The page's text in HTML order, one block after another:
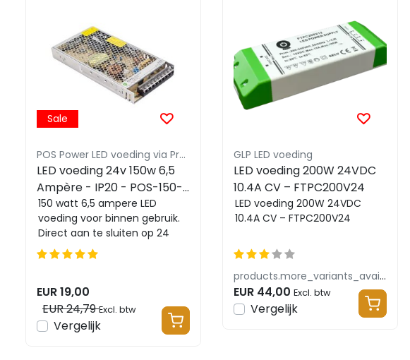
Sale
POS Power LED voeding via Profielgigant.nl
LED voeding 24v 150w 6,5
Ampère - IP20 - POS-150-
24-C2
150 watt 6,5 ampere LED
voeding voor binnen gebruik.
Direct aan te sluiten op 24
volt LED strips of LED
verlichting. Co...
EUR 19,00
EUR 24,79Excl. btw
Vergelijk
GLP LED voeding
LED voeding 200W 24VDC
10.4A CV – FTPC200V24
LED voeding 200W 24VDC
10.4A CV – FTPC200V24
products.more_variants_available
EUR 44,00 Excl. btw
Vergelijk